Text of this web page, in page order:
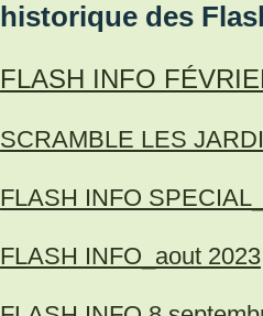
historique des
FLASH INFO
SCRAMBLE LES
FLASH INFO
FLASH INFO_aout 2023